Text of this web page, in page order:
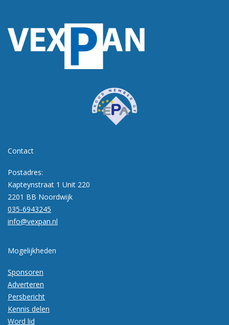
Contact
Postadres:
Kapteynstraat 1 Unit 220
2201 BB Noordwijk
035-6943245
info@vexpan.nl
Mogelijkheden
Sponsoren
Adverteren
Persbericht
Kennis delen
Word lid